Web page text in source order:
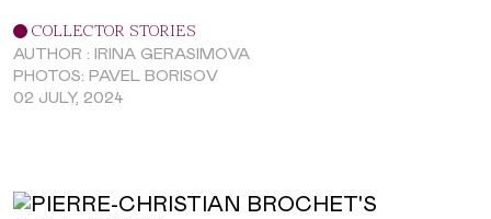
COLLECTOR STORIES
AUTHOR : IRINA GERASIMOVA
PHOTOS: PAVEL BORISOV
02 JULY, 2024